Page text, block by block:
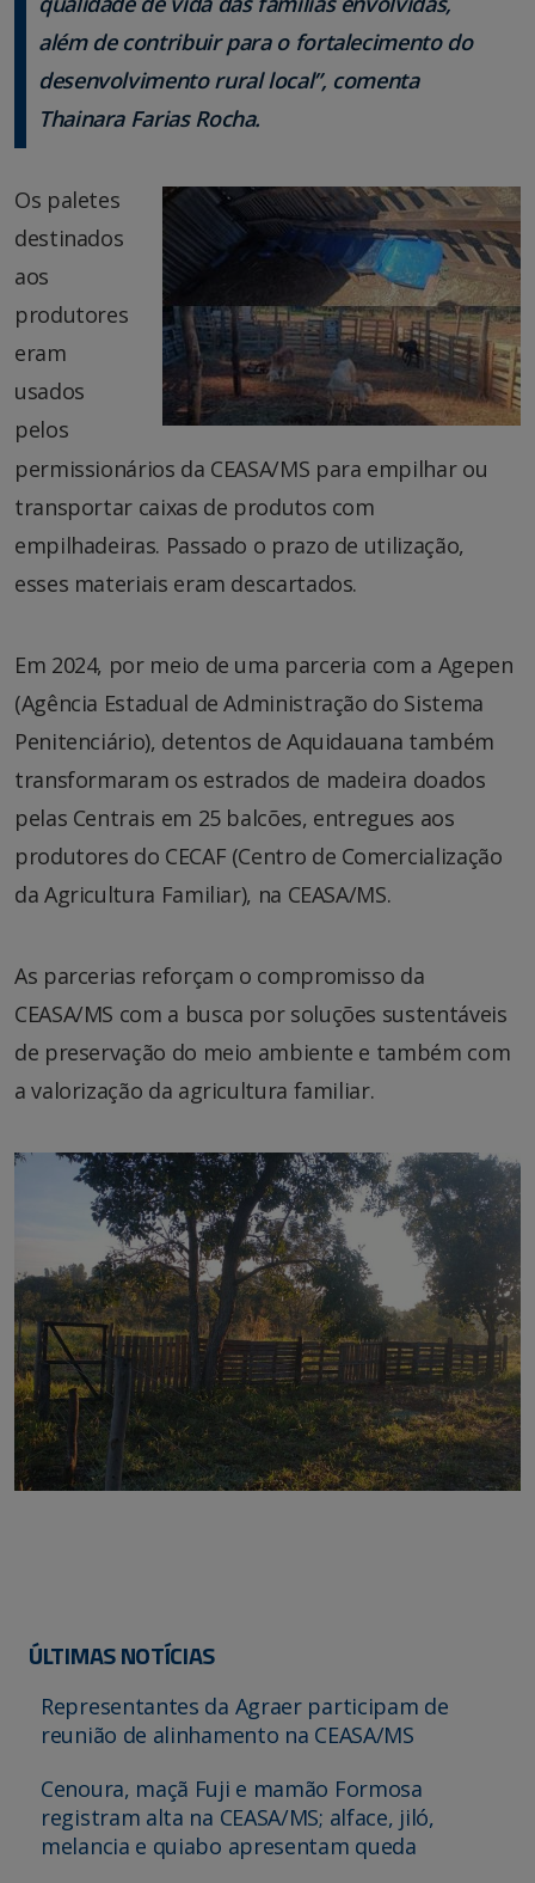
além de contribuir para o fortalecimento do
desenvolvimento rural local”, comenta
Thainara Farias Rocha.
Os paletes
destinados
aos
produtores
eram
usados
pelos
permissionários da CEASA/MS para empilhar ou
transportar caixas de produtos com
empilhadeiras. Passado o prazo de utilização,
esses materiais eram descartados.
Em 2024, por meio de uma parceria com a Agepen
(Agência Estadual de Administração do Sistema
Penitenciário), detentos de Aquidauana também
transformaram os estrados de madeira doados
pelas Centrais em 25 balcões, entregues aos
produtores do CECAF (Centro de Comercialização
da Agricultura Familiar), na CEASA/MS.
As parcerias reforçam o compromisso da
CEASA/MS com a busca por soluções sustentáveis
de preservação do meio ambiente e também com
a valorização da agricultura familiar.
ÚLTIMAS NOTÍCIAS
Representantes da Agraer participam de
reunião de alinhamento na CEASA/MS
Cenoura, maçã Fuji e mamão Formosa
registram alta na CEASA/MS; alface, jiló,
melancia e quiabo apresentam queda